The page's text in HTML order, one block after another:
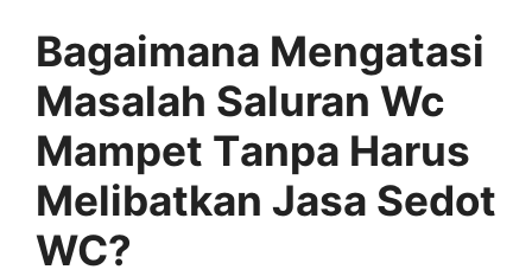
Bagaimana Mengatasi
Masalah Saluran Wc
Mampet Tаnра Hаruѕ
Melibatkan Jasa Sedot
WC?